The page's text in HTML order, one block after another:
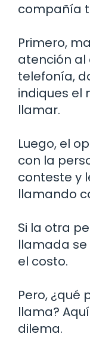
compañía
Primero,
atención al
telefonía,
indiques el
llamar.
Luego, el
con la
conteste y
llamando
Si la otra
llamada
el costo.
Pero, ¿qué
llama?
dilema.